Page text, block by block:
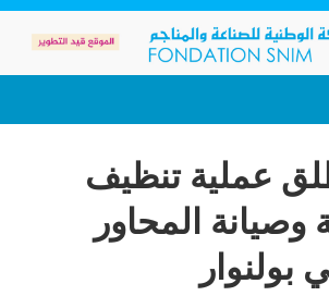
عملية تنظيف
وصيانة المحاور
بولنوار